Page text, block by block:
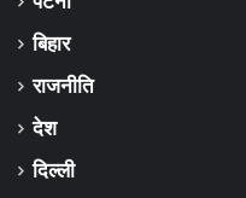
बिहार
राजनीति
देश
दिल्ली